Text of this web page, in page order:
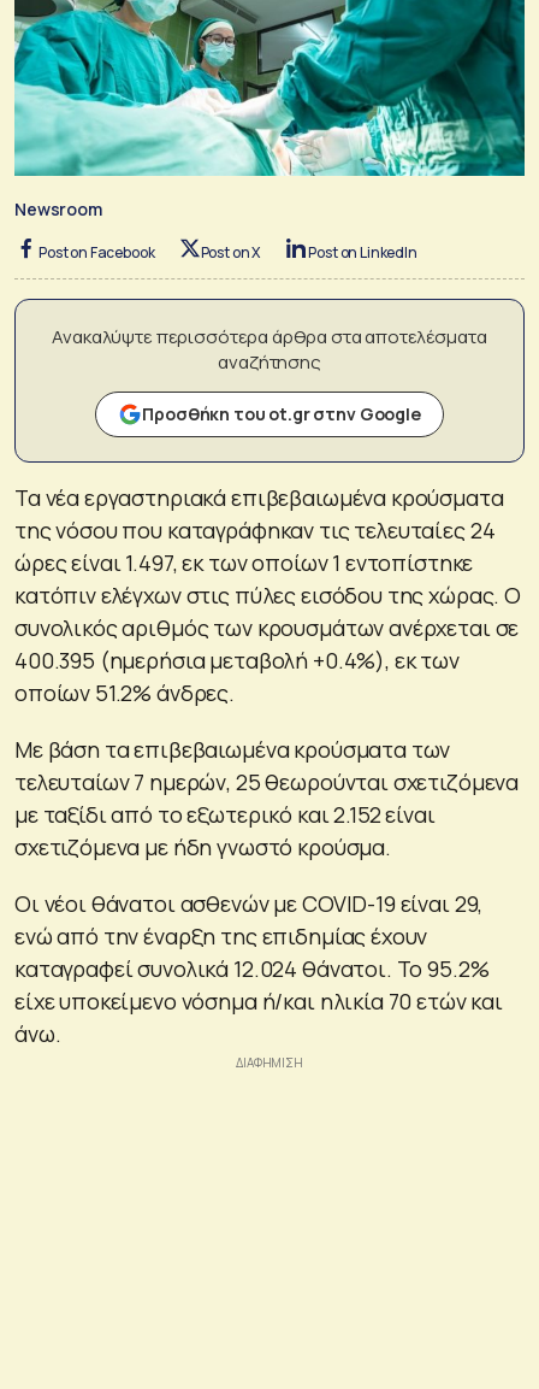
Newsroom
Post on Facebook Post on X Post on LinkedIn
Ανακαλύψτε περισσότερα άρθρα στα αποτελέσματα
αναζήτησης
Προσθήκη του ot.gr στην Google
Τα νέα εργαστηριακά επιβεβαιωμένα κρούσματα
της νόσου που καταγράφηκαν τις τελευταίες 24
ώρες είναι 1.497, εκ των οποίων 1 εντοπίστηκε
κατόπιν ελέγχων στις πύλες εισόδου της χώρας. Ο
συνολικός αριθμός των κρουσμάτων ανέρχεται σε
400.395 (ημερήσια μεταβολή +0.4%), εκ των
οποίων 51.2% άνδρες.
Με βάση τα επιβεβαιωμένα κρούσματα των
τελευταίων 7 ημερών, 25 θεωρούνται σχετιζόμενα
με ταξίδι από το εξωτερικό και 2.152 είναι
σχετιζόμενα με ήδη γνωστό κρούσμα.
Οι νέοι θάνατοι ασθενών με COVID-19 είναι 29,
ενώ από την έναρξη της επιδημίας έχουν
καταγραφεί συνολικά 12.024 θάνατοι. Το 95.2%
είχε υποκείμενο νόσημα ή/και ηλικία 70 ετών και
άνω.